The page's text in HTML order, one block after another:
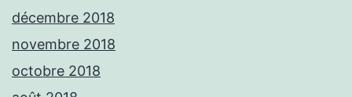
décembre 2018
novembre 2018
octobre 2018